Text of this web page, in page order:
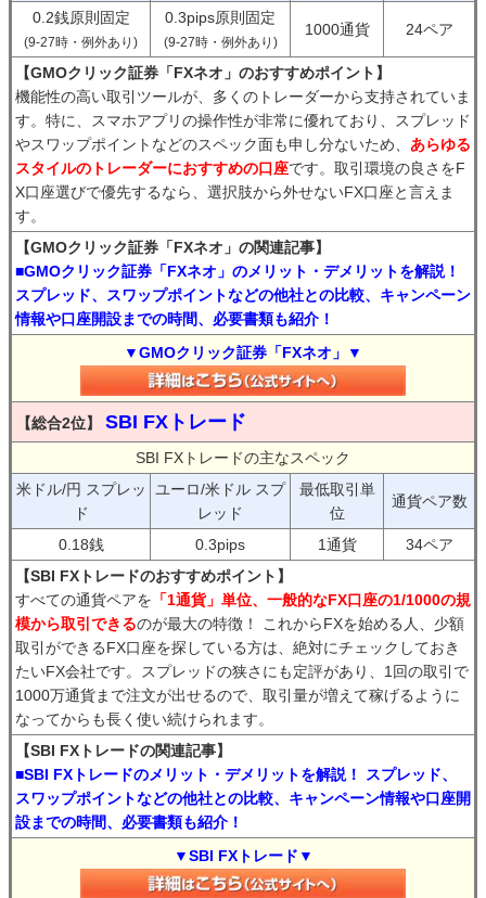
0.2銭原則固定
(9-27時・例外あり)
0.3pips原則固定
(9-27時・例外あり)
1000通貨 24ペア
【GMOクリック証券「FXネオ」のおすすめポイント】
機能性の高い取引ツールが、多くのトレーダーから支持されていま
す。特に、スマホアプリの操作性が非常に優れており、スプレッド
やスワップポイントなどのスペック面も申し分ないため、 あらゆる
スタイルのトレーダーにおすすめの口座です。取引環境の良さをF
X口座選びで優先するなら、選択肢から外せないFX口座と言えま
す。
【GMOクリック証券「FXネオ」の関連記事】
■GMOクリック証券「FXネオ」のメリット・デメリットを解説！
スプレッド、スワップポイントなどの他社との比較、キャンペーン
情報や口座開設までの時間、必要書類も紹介！
▼GMOクリック証券「FXネオ」▼
【総合2位】 SBI FXトレード
SBI FXトレードの主なスペック
米ドル/円 スプレッ
ド
ユーロ/米ドル スプ
レッド
最低取引単
位
通貨ペア数
0.18銭 0.3pips 1通貨
34ペア
【SBI FXトレードのおすすめポイント】
すべての通貨ペアを 「1通貨」単位、一般的なFX口座の1/1000の規
模から取引できるのが最大の特徴！ これからFXを始める人、少額
取引ができるFX口座を探している方は、絶対にチェックしておき
たいFX会社です。スプレッドの狭さにも定評があり、1回の取引で
1000万通貨まで注文が出せるので、取引量が増えて稼げるように
なってからも長く使い続けられます。
【SBI FXトレードの関連記事】
■SBI FXトレードのメリット・デメリットを解説！ スプレッド、
スワップポイントなどの他社との比較、キャンペーン情報や口座開
設までの時間、必要書類も紹介！
▼SBI FXトレード▼